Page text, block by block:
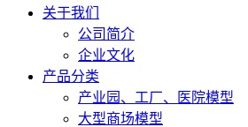
关于我们
公司简介
企业文化
产品分类
产业园、工厂、医院模型
大型商场模型